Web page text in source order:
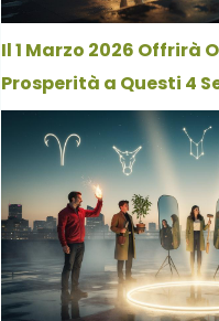
Il 1 Marzo 2026 Offrirà
Prosperità a Questi 4